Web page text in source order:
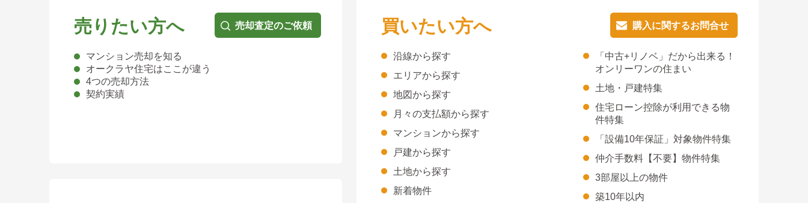
売りたい方へ 売却査定のご依頼
マンション売却を知る
オークラヤ住宅はここが違う
4つの売却方法
契約実績
購入に関するお問合せ
買いたい方へ 購入に関するお問合せ
沿線から探す
エリアから探す
地図から探す
月々の支払額から探す
マンションから探す
戸建から探す
土地から探す
新着物件
「中古+リノベ」だから出来る！
オンリーワンの住まい
土地・戸建特集
住宅ローン控除が利用できる物
件特集
「設備10年保証」対象物件特集
仲介手数料【不要】物件特集
3部屋以上の物件
築10年以内